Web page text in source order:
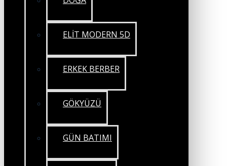
ELİT MODERN 5D
ERKEK BERBER
GÖKYÜZÜ
GÜN BATIMI